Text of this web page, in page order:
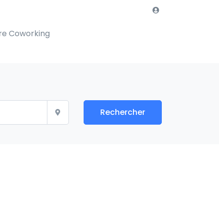
Coworking
Rechercher